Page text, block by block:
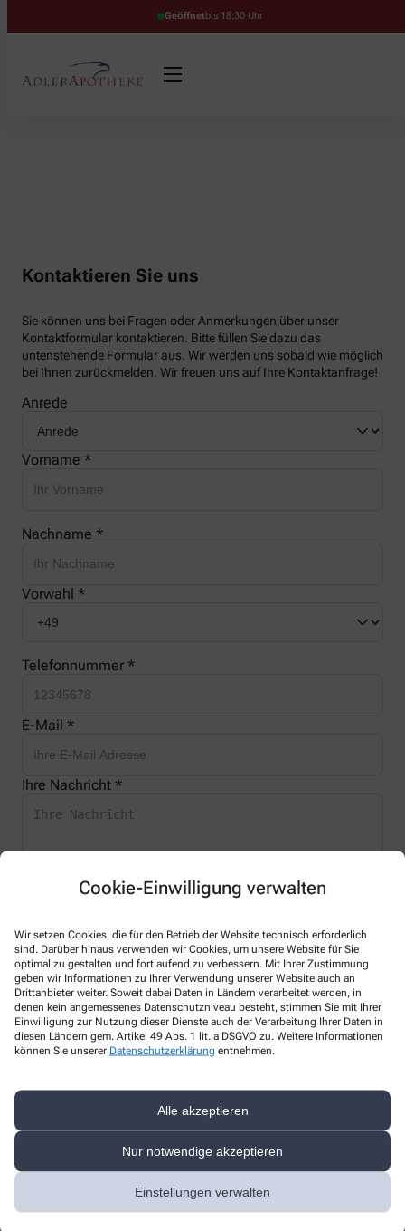
Cookie-Einwilligung verwalten
Wir setzen Cookies, die für den Betrieb der Website technisch erforderlich
sind. Darüber hinaus verwenden wir Cookies, um unsere Website für Sie
optimal zu gestalten und fortlaufend zu verbessern. Mit Ihrer Zustimmung
geben wir Informationen zu Ihrer Verwendung unserer Website auch an
Drittanbieter weiter. Soweit dabei Daten in Ländern verarbeitet werden, in
denen kein angemessenes Datenschutzniveau besteht, stimmen Sie mit Ihrer
Einwilligung zur Nutzung dieser Dienste auch der Verarbeitung Ihrer Daten in
diesen Ländern gem. Artikel 49 Abs. 1 lit. a DSGVO zu. Weitere Informationen
können Sie unserer Datenschutzerklärung entnehmen.
Alle akzeptieren
Nur notwendige akzeptieren
Einstellungen verwalten
Geöffnetbis 18:30 Uhr
Kontaktieren Sie uns
Sie können uns bei Fragen oder Anmerkungen über unser
Kontaktformular kontaktieren. Bitte füllen Sie dazu das
untenstehende Formular aus. Wir werden uns sobald wie möglich
bei Ihnen zurückmelden. Wir freuen uns auf Ihre Kontaktanfrage!
Anrede
Vorname *
Nachname *
Vorwahl *
Telefonnummer *
E-Mail *
Ihre Nachricht *
Ich erkläre mich damit einverstanden, dass die von mir angegebenen
Daten elektronisch erfasst und gespeichert und meine Daten an die
von mir ausgesuchte Apotheke übergeben werden. Rechtsgrundlage
der Verarbeitung ist Art. 6 Abs. 1 lit. a DS-GVO. Die Einwilligung kann
jederzeit widerrufen werden, z.B. per E-Mail an
info@adlerapothekekamen.de
verwendet. Weitere Informationen zum Datenschutz finden Sie unter
Datenschutz.